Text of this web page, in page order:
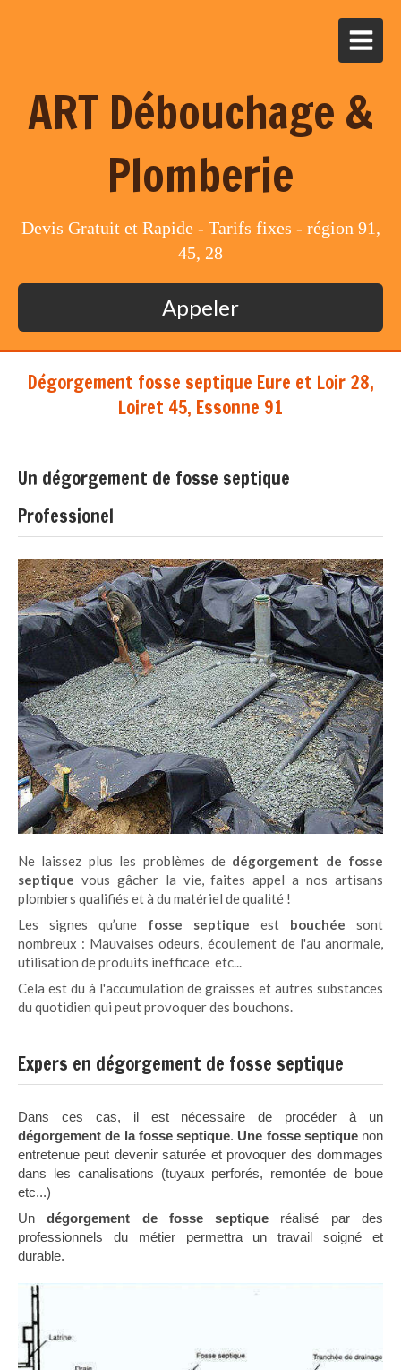
ART Débouchage &
Plomberie
Devis Gratuit et Rapide - Tarifs fixes - région 91,
45, 28
Appeler
Dégorgement fosse septique Eure et Loir 28,
Loiret 45, Essonne 91
Un dégorgement de fosse septique
Professionel
Ne laissez plus les problèmes de dégorgement de fosse
septique vous gâcher la vie, faites appel a nos artisans
plombiers qualifiés et à du matériel de qualité !
Les signes qu’une fosse septique est bouchée sont
nombreux : Mauvaises odeurs, écoulement de l'au anormale,
utilisation de produits inefficace etc...
Cela est du à l'accumulation de graisses et autres substances
du quotidien qui peut provoquer des bouchons.
Expers en dégorgement de fosse septique
Dans ces cas, il est nécessaire de procéder à un
dégorgement de la fosse septique. Une fosse septiquenon
entretenue peut devenir saturée et provoquer des dommages
dans les canalisations (tuyaux perforés, remontée de boue
etc...)
Undégorgement de fosse septique réalisé par des
professionnels du métier permettra un travail soigné et
durable.